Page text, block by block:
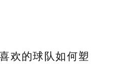
欢的球队如何塑